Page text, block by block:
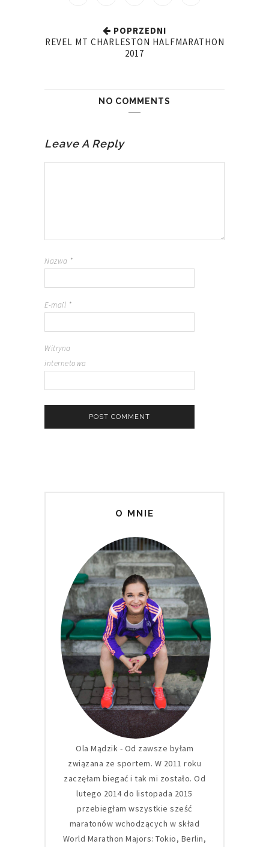
POPRZEDNI
REVEL MT CHARLESTON HALFMARATHON
2017
NO COMMENTS
Leave A Reply
Nazwa *
E-mail *
Witryna
internetowa
O MNIE
Ola Mądzik - Od zawsze byłam
związana ze sportem. W 2011 roku
zaczęłam biegać i tak mi zostało. Od
lutego 2014 do listopada 2015
przebiegłam wszystkie sześć
maratonów wchodzących w skład
World Marathon Majors: Tokio, Berlin,